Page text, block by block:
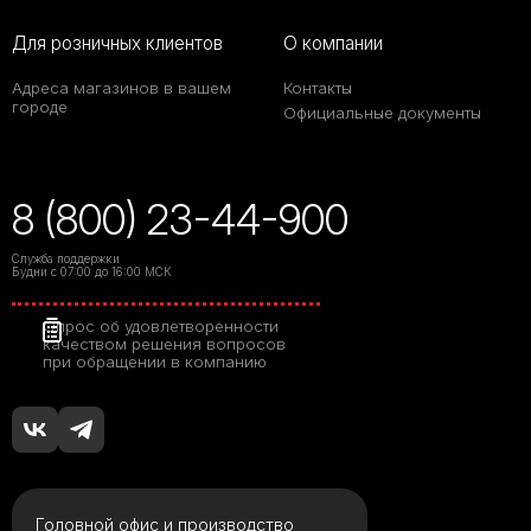
Для розничных клиентов
Адреса магазинов в вашем
городе
О компании
Контакты
Официальные документы
8 (800) 23-44-900
Служба поддержки
Будни с 07:00 до 16:00 МСК
Опрос об удовлетворенности
качеством решения вопросов
при обращении в компанию
Головной офис и производство